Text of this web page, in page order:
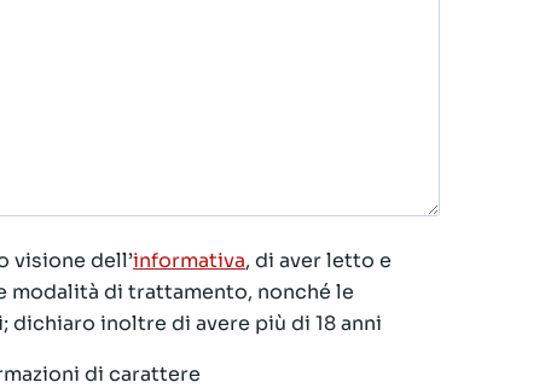
visione dell’informativa, di aver letto e
modalità di trattamento, nonché le
inoltre di avere più di 18 anni
di carattere